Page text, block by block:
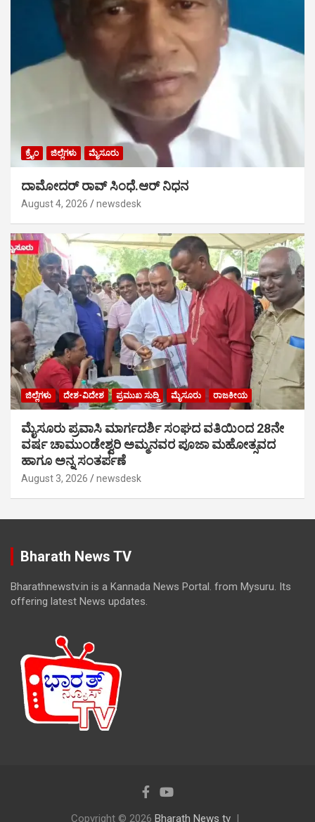
ಕ್ರೈಂ ಜಿಲ್ಲೆಗಳು ಮೈಸೂರು
ದಾಮೋದರ್ ರಾವ್ ಸಿಂಧೆ.ಆರ್ ನಿಧನ
August 4, 2026 newsdesk
ಜಿಲ್ಲೆಗಳು ದೇಶ-ವಿದೇಶ ಪ್ರಮುಖ ಸುದ್ದಿ ಮೈಸೂರು ರಾಜಕೀಯ
ಮೈಸೂರು ಪ್ರವಾಸಿ ಮಾರ್ಗದರ್ಶಿ ಸಂಘದ ವತಿಯಿಂದ 28ನೇ
ವರ್ಷ ಚಾಮುಂಡೇಶ್ವರಿ ಅಮ್ಮನವರ ಪೂಜಾ ಮಹೋತ್ಸವದ
ಹಾಗೂ ಅನ್ನ ಸಂತರ್ಪಣೆ
August 3, 2026 newsdesk
Bharath News TV
Bharathnewstv.in is a Kannada News Portal. from Mysuru. Its
offering latest News updates.
Copyright © 2026 Bharath News tv